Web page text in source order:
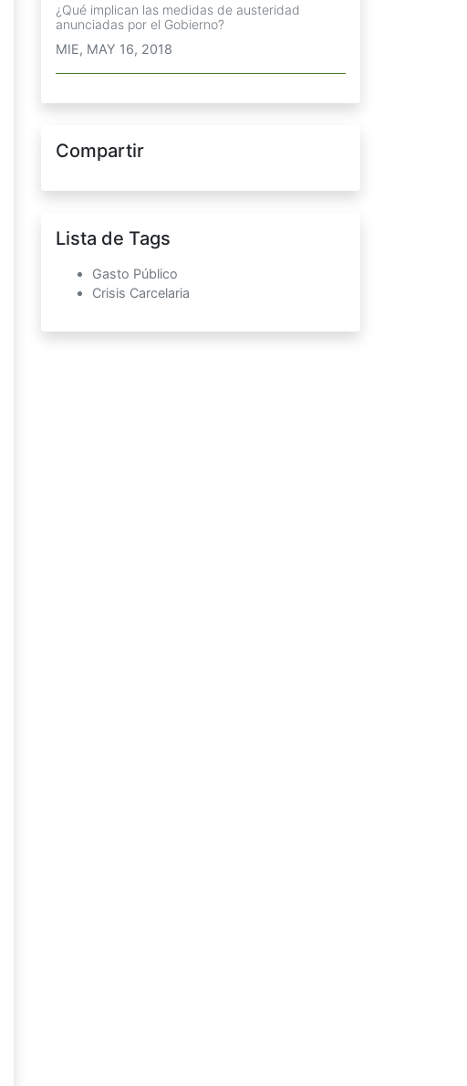
¿Qué implican las medidas de austeridad
anunciadas por el Gobierno?
MIE, MAY 16, 2018
Compartir
Lista de Tags
Gasto Público
Crisis Carcelaria